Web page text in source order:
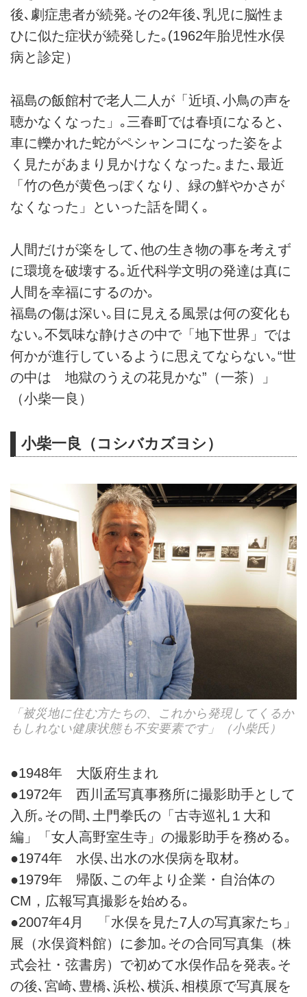
後､劇症患者が続発｡その2年後､乳児に脳性ま
ひに似た症状が続発した｡(1962年胎児性水俣
病と診定）
福島の飯館村で老人二人が「近頃､小鳥の声を
聴かなくなった」｡三春町では春頃になると､
車に轢かれた蛇がペシャンコになった姿をよ
く見たがあまり見かけなくなった｡また､最近
「竹の色が黄色っぽくなり、緑の鮮やかさが
なくなった」といった話を聞く｡
人間だけが楽をして､他の生き物の事を考えず
に環境を破壊する｡近代科学文明の発達は真に
人間を幸福にするのか｡
福島の傷は深い｡目に見える風景は何の変化も
ない｡不気味な静けさの中で「地下世界」では
何かが進行しているように思えてならない｡“世
の中は 地獄のうえの花見かな”（一茶）」
（小柴一良）
小柴一良（コシバカズヨシ）
「被災地に住む方たちの、これから発現してくるか
もしれない健康状態も不安要素です」（小柴氏）
●1948年 大阪府生まれ
●1972年 西川孟写真事務所に撮影助手として
入所｡その間､土門拳氏の「古寺巡礼１大和
編」「女人高野室生寺」の撮影助手を務める｡
●1974年 水俣､出水の水俣病を取材｡
●1979年 帰阪､この年より企業・自治体の
CM，広報写真撮影を始める｡
●2007年4月 「水俣を見た7人の写真家たち」
展（水俣資料館）に参加｡その合同写真集（株
式会社・弦書房）で初めて水俣作品を発表｡そ
の後､宮崎､豊橋､浜松､横浜､相模原で写真展を